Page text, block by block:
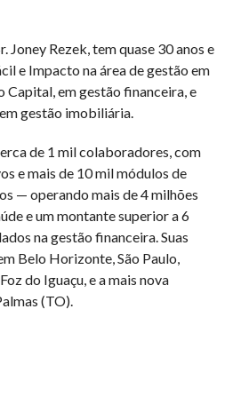
Joney Rezek, tem quase 30 anos e
e Impacto na área de gestão em
Capital, em gestão financeira, e
gestão imobiliária.
de 1 mil colaboradores, com
e mais de 10 mil módulos de
— operando mais de 4 milhões
e um montante superior a 6
na gestão financeira. Suas
Belo Horizonte, São Paulo,
do Iguaçu, e a mais nova
(TO).